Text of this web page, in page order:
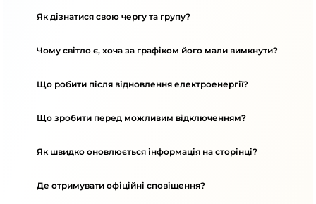
Як дізнатися свою чергу та групу?
Чому світло є, хоча за графіком його мали вимкнути?
Що робити після відновлення електроенергії?
Що зробити перед можливим відключенням?
Як швидко оновлюється інформація на сторінці?
Де отримувати офіційні сповіщення?